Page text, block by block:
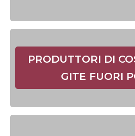
PRODUTTORI DI
GITE FUORI